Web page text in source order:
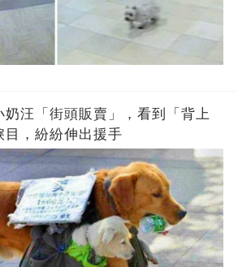
汪「街頭販賣」，看到「背上
目，紛紛伸出援手